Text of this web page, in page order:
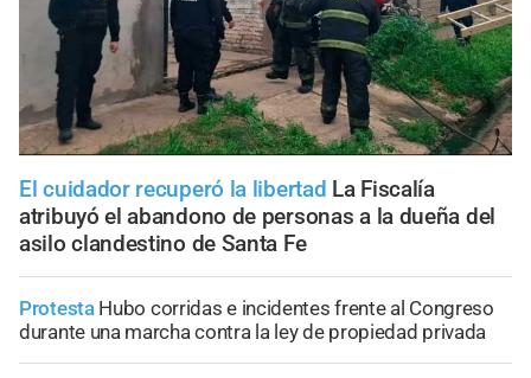
El cuidador recuperó la libertad La Fiscalía
atribuyó el abandono de personas a la dueña del
asilo clandestino de Santa Fe
Protesta Hubo corridas e incidentes frente al Congreso
durante una marcha contra la ley de propiedad privada